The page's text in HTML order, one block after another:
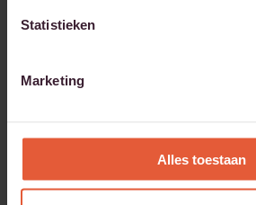
Statistieken
Marketing
Alles toestaan